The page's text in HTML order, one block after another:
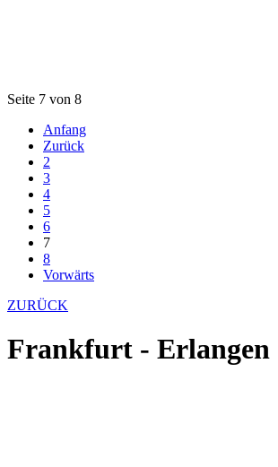
Seite 7 von 8
Anfang
Zurück
2
3
4
5
6
7
8
Vorwärts
ZURÜCK
Frankfurt - Erlangen